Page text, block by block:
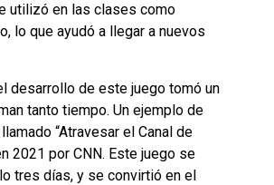
utilizó en las clases como
lo que ayudó a llegar a nuevos
desarrollo de este juego tomó un
tanto tiempo. Un ejemplo de
“Atravesar el Canal de
2021 por CNN. Este juego se
tres días, y se convirtió en el